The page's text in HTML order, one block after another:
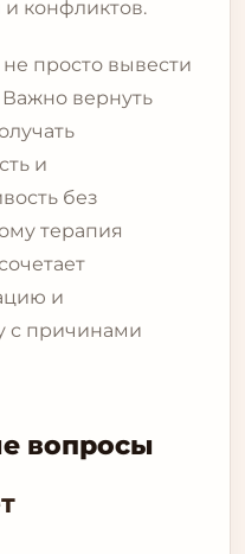
и конфликтов.
просто вывести
вернуть
и
без
терапия
и
с причинами
вопросы